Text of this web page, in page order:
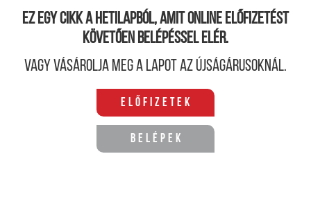
Ez egy cikk a hetilapból, amit online előfizetést
követően belépéssel elér.
Vagy vásárolja meg a lapot az újságárusoknál.
Előfizetek
Belépek